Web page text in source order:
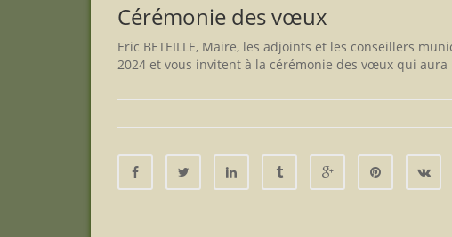
Cérémonie des vœux
Eric BETEILLE, Maire, les adjoints et les conseillers
2024 et vous invitent à la cérémonie des vœux qui